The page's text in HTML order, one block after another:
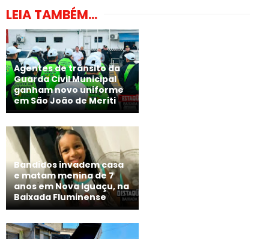
LEIA TAMBÉM...
Agentes de trânsito da
Guarda Civil Municipal
ganham novo uniforme
em São João de Meriti
Bandidos invadem casa
e matam menina de 7
anos em Nova Iguaçu, na
Baixada Fluminense